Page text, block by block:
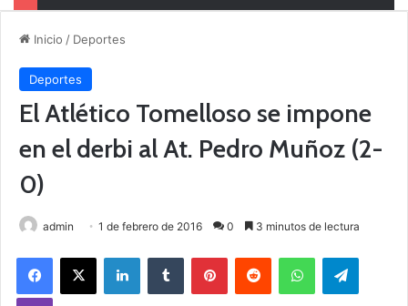
Inicio / Deportes
Deportes
El Atlético Tomelloso se impone
en el derbi al At. Pedro Muñoz (2-
0)
admin 1 de febrero de 2016 0 3 minutos de lectura